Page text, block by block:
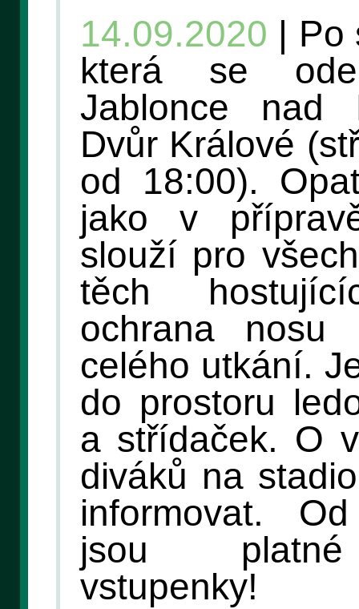
14.09.2020 | Po
která se
Jablonce nad
Dvůr Králové
od 18:00).
jako v
slouží pro
těch
ochrana
celého utkání.
do prostoru
a střídaček. O
diváků na
informovat.
jsou platné
vstupenky!